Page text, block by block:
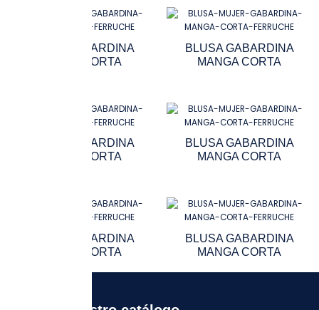
BLUSA GABARDINA
MANGA CORTA
BLUSA GABARDINA
MANGA CORTA
BLUSA GABARDINA
MANGA CORTA
BLUSA GABARDINA
MANGA CORTA
BLUSA GABARDINA
MANGA CORTA
BLUSA GABARDINA
MANGA CORTA